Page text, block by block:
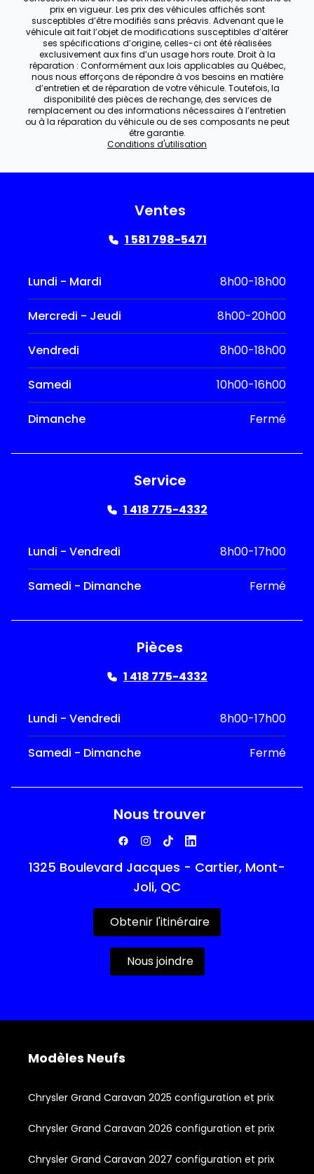
prix en vigueur. Les prix des véhicules affichés sont
susceptibles d’être modifiés sans préavis. Advenant que le
véhicule ait fait l’objet de modifications susceptibles d’altérer
ses spécifications d’origine, celles-ci ont été réalisées
exclusivement aux fins d’un usage hors route. Droit à la
réparation : Conformément aux lois applicables au Québec,
nous nous efforçons de répondre à vos besoins en matière
d’entretien et de réparation de votre véhicule. Toutefois, la
disponibilité des pièces de rechange, des services de
remplacement ou des informations nécessaires à l’entretien
ou à la réparation du véhicule ou de ses composants ne peut
être garantie.
Conditions d'utilisation
Ventes
1 581 798-5471
Lundi - Mardi 8h00-18h00
Mercredi - Jeudi 8h00-20h00
Vendredi 8h00-18h00
Samedi 10h00-16h00
Dimanche Fermé
Service
1 418 775-4332
Lundi - Vendredi 8h00-17h00
Samedi - Dimanche Fermé
Pièces
1 418 775-4332
Lundi - Vendredi 8h00-17h00
Samedi - Dimanche Fermé
Nous trouver
1325 Boulevard Jacques - Cartier, Mont-
Joli, QC
Obtenir l'itinéraire
Nous joindre
Modèles Neufs
Chrysler Grand Caravan 2025 configuration et prix
Chrysler Grand Caravan 2026 configuration et prix
Chrysler Grand Caravan 2027 configuration et prix